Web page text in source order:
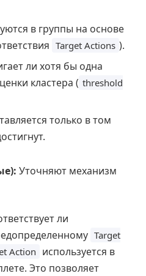
в группы на основе
Target Actions ).
ли хотя бы одна
кластера ( threshold
только в том
Уточняют механизм
ли
Target
Action используется в
Это позволяет